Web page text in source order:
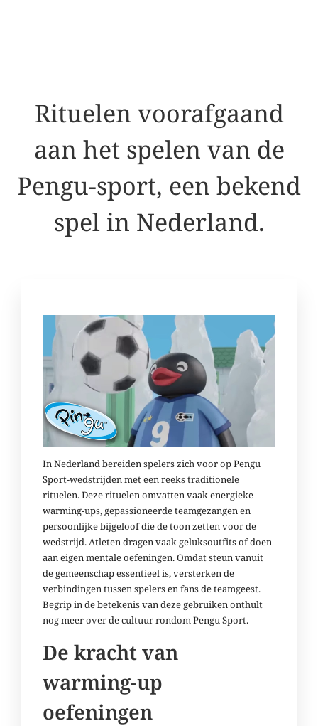
Rituelen voorafgaand
aan het spelen van de
Pengu-sport, een bekend
spel in Nederland.
In Nederland bereiden spelers zich voor op Pengu
Sport-wedstrijden met een reeks traditionele
rituelen. Deze rituelen omvatten vaak energieke
warming-ups, gepassioneerde teamgezangen en
persoonlijke bijgeloof die de toon zetten voor de
wedstrijd. Atleten dragen vaak geluksoutfits of doen
aan eigen mentale oefeningen. Omdat steun vanuit
de gemeenschap essentieel is, versterken de
verbindingen tussen spelers en fans de teamgeest.
Begrip in de betekenis van deze gebruiken onthult
nog meer over de cultuur rondom Pengu Sport.
De kracht van
warming-up
oefeningen